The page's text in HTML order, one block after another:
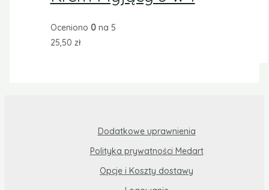
Oceniono 0na 5
25,50 zł
Dodatkowe uprawnienia
Polityka prywatności Medart
Opcje i Koszty dostawy